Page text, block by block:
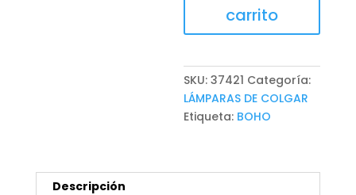
carrito
SKU:37421 Categoría:
LÁMPARAS DE COLGAR
Etiqueta: BOHO
Descripción